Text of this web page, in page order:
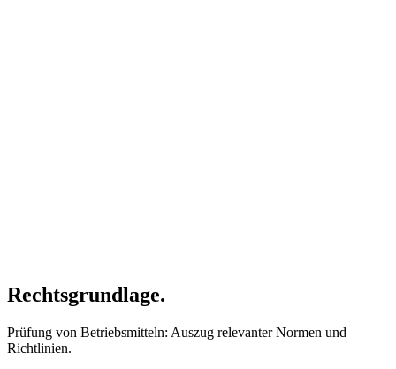
Rechtsgrundlage.
Prüfung von Betriebsmitteln: Auszug relevanter Normen und
Richtlinien.